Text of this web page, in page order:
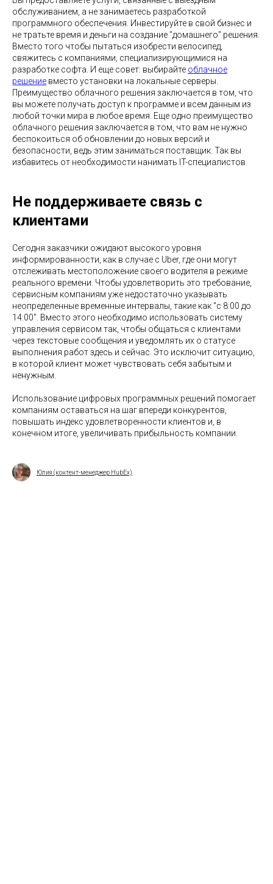
обслуживанием, а не занимаетесь разработкой
программного обеспечения. Инвестируйте в свой бизнес и
не тратьте время и деньги на создание "домашнего" решения.
Вместо того чтобы пытаться изобрести велосипед,
свяжитесь с компаниями, специализирующимися на
разработке софта. И еще совет: выбирайте облачное
решение вместо установки на локальные серверы.
Преимущество облачного решения заключается в том, что
вы можете получать доступ к программе и всем данным из
любой точки мира в любое время. Еще одно преимущество
облачного решения заключается в том, что вам не нужно
беспокоиться об обновлении до новых версий и
безопасности, ведь этим заниматься поставщик. Так вы
избавитесь от необходимости нанимать IT-специалистов.
Не поддерживаете связь с
клиентами
Сегодня заказчики ожидают высокого уровня
информированности, как в случае с Uber, где они могут
отслеживать местоположение своего водителя в режиме
реального времени. Чтобы удовлетворить это требование,
сервисным компаниям уже недостаточно указывать
неопределенные временные интервалы, такие как "с 8:00 до
14:00". Вместо этого необходимо использовать систему
управления сервисом так, чтобы общаться с клиентами
через текстовые сообщения и уведомлять их о статусе
выполнения работ здесь и сейчас. Это исключит ситуацию,
в которой клиент может чувствовать себя забытым и
ненужным.
Использование цифровых программных решений помогает
компаниям оставаться на шаг впереди конкурентов,
повышать индекс удовлетворенности клиентов и, в
конечном итоге, увеличивать прибыльность компании.
Юлия (контент-менеджер HubEx)